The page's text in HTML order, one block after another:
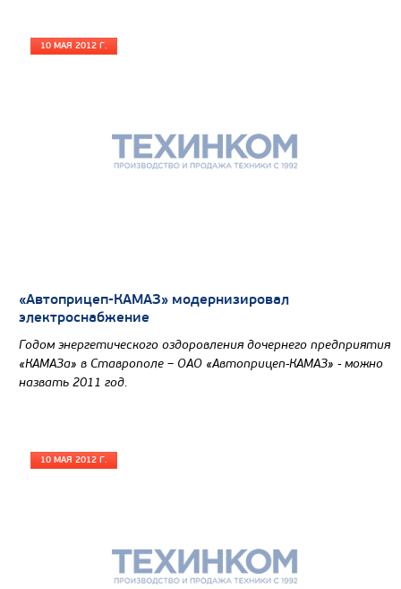
10 МАЯ 2012 Г.
«Автоприцеп-КАМАЗ» модернизировал
электроснабжение
Годом энергетического оздоровления дочернего предприятия
«КАМАЗа» в Ставрополе – ОАО «Автоприцеп-КАМАЗ» - можно
назвать 2011 год.
10 МАЯ 2012 Г.